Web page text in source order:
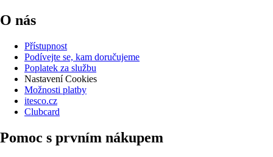
O nás
Přístupnost
Podívejte se, kam doručujeme
Poplatek za službu
Nastavení Cookies
Možnosti platby
itesco.cz
Clubcard
Pomoc s prvním nákupem